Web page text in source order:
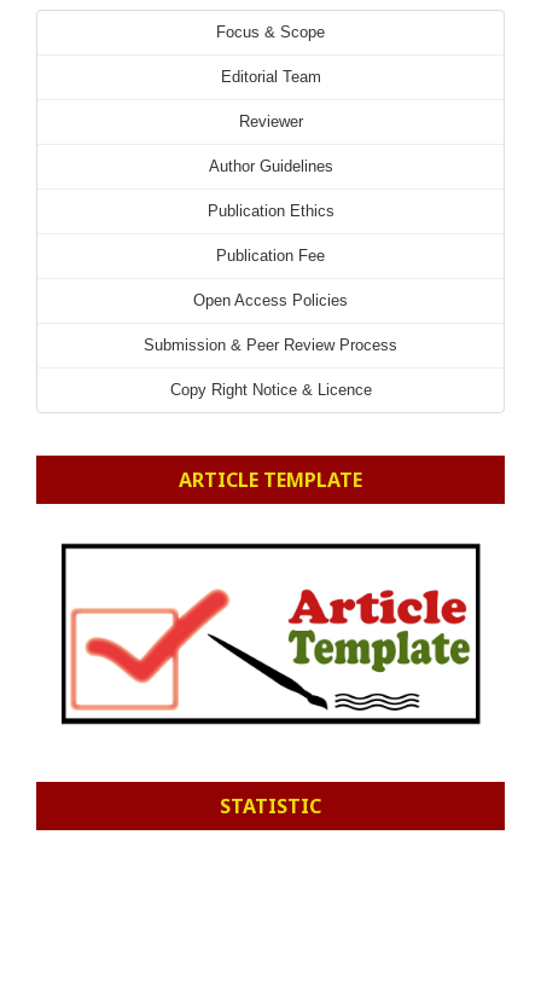
Focus & Scope
Editorial Team
Reviewer
Author Guidelines
Publication Ethics
Publication Fee
Open Access Policies
Submission & Peer Review Process
Copy Right Notice & Licence
ARTICLE TEMPLATE
STATISTIC